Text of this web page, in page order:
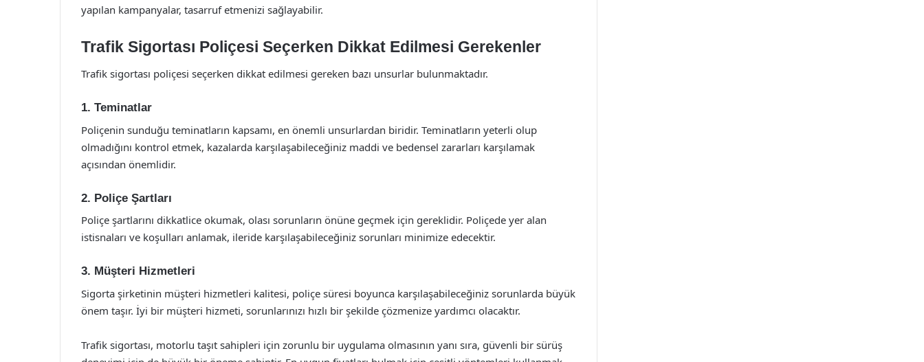
yapılan kampanyalar, tasarruf etmenizi sağlayabilir.
Trafik Sigortası Poliçesi Seçerken Dikkat Edilmesi Gerekenler
Trafik sigortası poliçesi seçerken dikkat edilmesi gereken bazı unsurlar bulunmaktadır.
1. Teminatlar
Poliçenin sunduğu teminatların kapsamı, en önemli unsurlardan biridir. Teminatların yeterli olup
olmadığını kontrol etmek, kazalarda karşılaşabileceğiniz maddi ve bedensel zararları karşılamak
açısından önemlidir.
2. Poliçe Şartları
Poliçe şartlarını dikkatlice okumak, olası sorunların önüne geçmek için gereklidir. Poliçede yer alan
istisnaları ve koşulları anlamak, ileride karşılaşabileceğiniz sorunları minimize edecektir.
3. Müşteri Hizmetleri
Sigorta şirketinin müşteri hizmetleri kalitesi, poliçe süresi boyunca karşılaşabileceğiniz sorunlarda büyük
önem taşır. İyi bir müşteri hizmeti, sorunlarınızı hızlı bir şekilde çözmenize yardımcı olacaktır.
Trafik sigortası, motorlu taşıt sahipleri için zorunlu bir uygulama olmasının yanı sıra, güvenli bir sürüş